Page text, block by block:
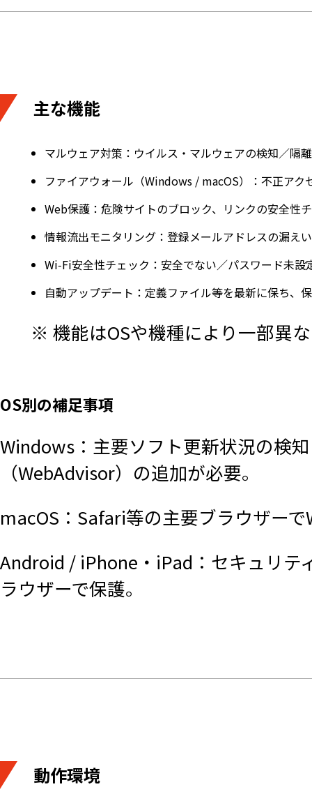
主な機能
マルウェア対策：ウイルス・マルウェアの検知／隔
ファイアウォール（Windows / macOS）：不正アク
Web保護：危険サイトのブロック、リンクの安全性
情報流出モニタリング：登録メールアドレスの漏え
Wi‑Fi安全性チェック：安全でない／パスワード未設
自動アップデート：定義ファイル等を最新に保ち、
※ 機能はOSや機種により一部異
OS別の補足事項
Windows：主要ソフト更新状況の検
（WebAdvisor）の追加が必要。
macOS：Safari等の主要ブラウザー
Android / iPhone・iPad：セキュリテ
ラウザーで保護。
動作環境